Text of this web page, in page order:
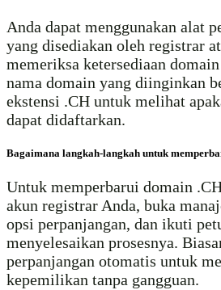
Anda dapat menggunakan alat
yang disediakan oleh registrar
memeriksa ketersediaan
nama domain yang diinginkan
ekstensi .CH untuk melihat
dapat didaftarkan.
Bagaimana langkah-langkah untuk
Untuk memperbarui domain
akun registrar Anda, buka
opsi perpanjangan, dan ikuti
menyelesaikan prosesnya.
perpanjangan otomatis untuk
kepemilikan tanpa gangguan.